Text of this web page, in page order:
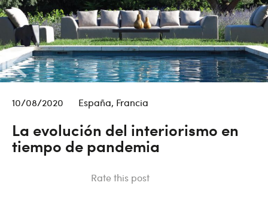
10/08/2020 España, Francia
La evolución del interiorismo en
tiempo de pandemia
Rate this post